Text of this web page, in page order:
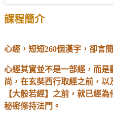
課程簡介
心經，短短260個漢字，卻言
心經其實並不是一部經，而是
尚，在玄奘西行取經之前，
【大般若經】之前，就已經
秘密修持法門。